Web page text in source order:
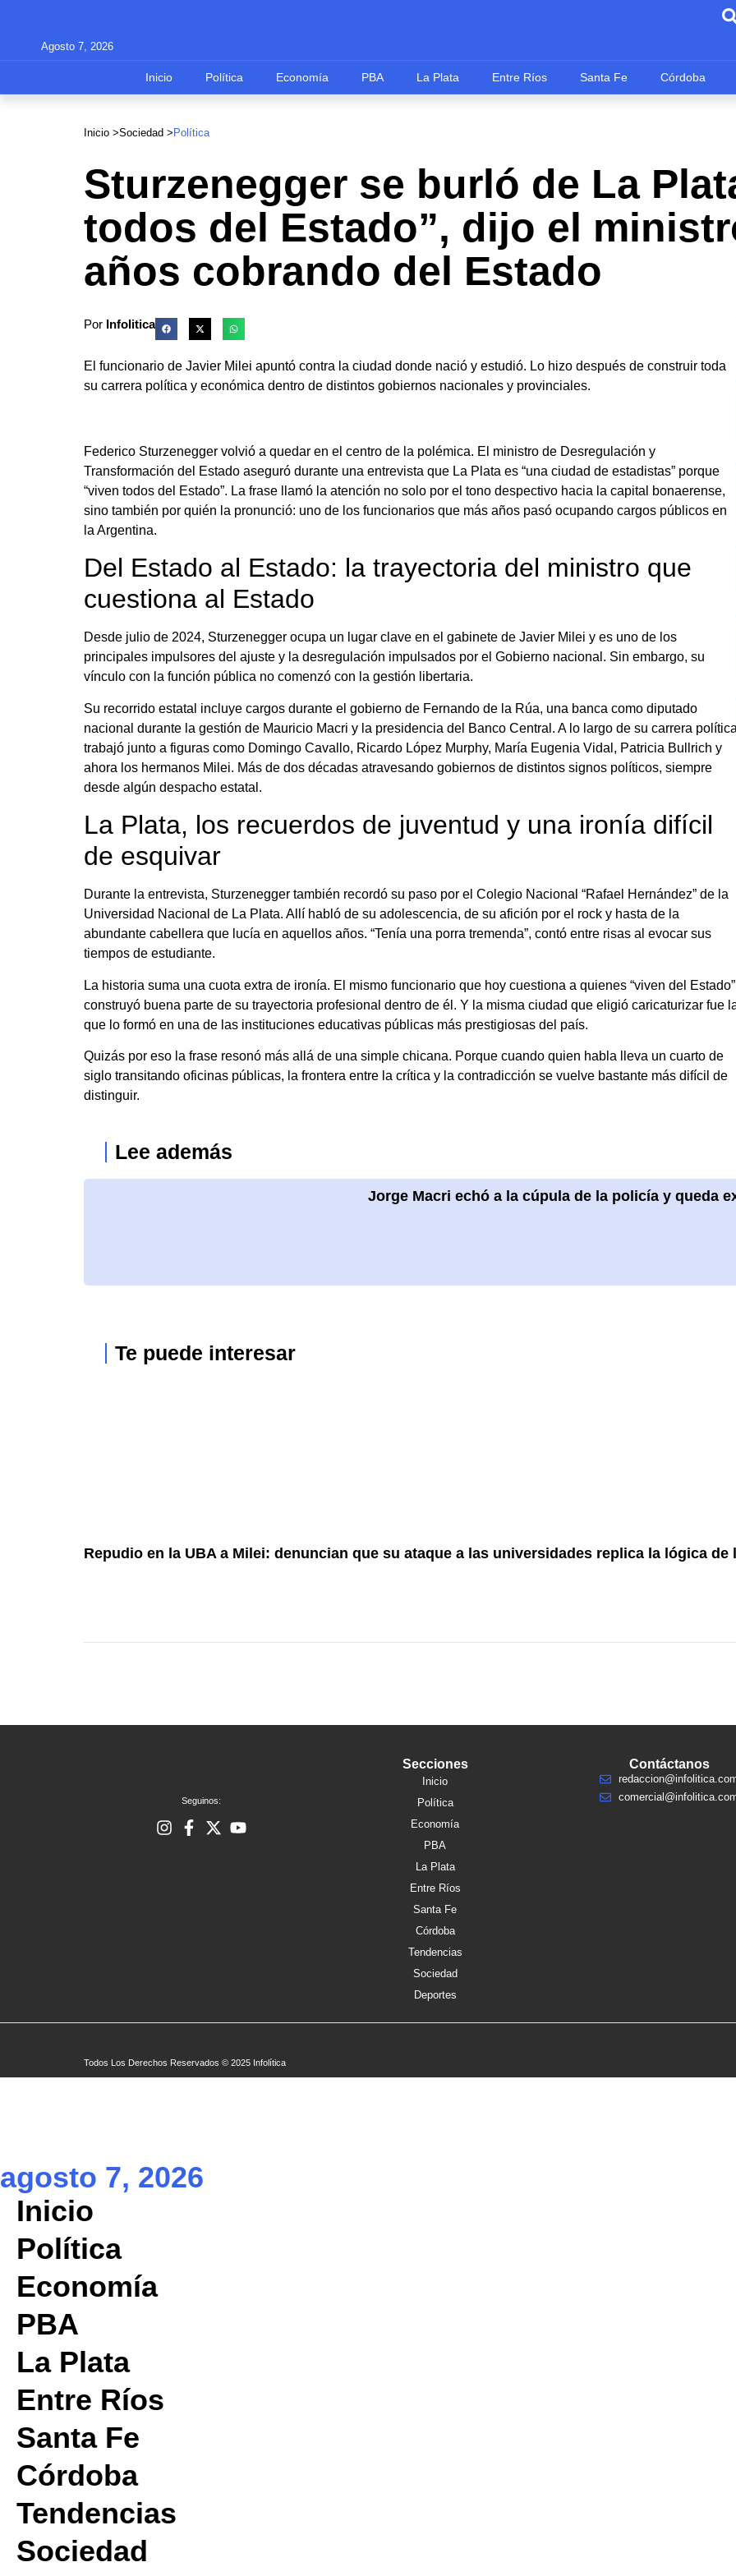
Agosto 7, 2026
Inicio Política Economía PBA La Plata Entre Ríos Santa Fe Córdoba
Inicio >Sociedad > Política
Sturzenegger se burló de La
todos del Estado”, dijo el
años cobrando del Estado
Por Infolitica
El funcionario de Javier Milei apuntó contra la ciudad donde nació y estudió. Lo hizo después de construir toda
su carrera política y económica dentro de distintos gobiernos nacionales y provinciales.
Federico Sturzenegger volvió a quedar en el centro de la polémica. El ministro de Desregulación y
Transformación del Estado aseguró durante una entrevista que La Plata es “una ciudad de estadistas” porque
“viven todos del Estado”. La frase llamó la atención no solo por el tono despectivo hacia la capital bonaerense,
sino también por quién la pronunció: uno de los funcionarios que más años pasó ocupando cargos públicos en
la Argentina.
Del Estado al Estado: la trayectoria del ministro que
cuestiona al Estado
Desde julio de 2024, Sturzenegger ocupa un lugar clave en el gabinete de Javier Milei y es uno de los
principales impulsores del ajuste y la desregulación impulsados por el Gobierno nacional. Sin embargo, su
vínculo con la función pública no comenzó con la gestión libertaria.
Su recorrido estatal incluye cargos durante el gobierno de Fernando de la Rúa, una banca como diputado
nacional durante la gestión de Mauricio Macri y la presidencia del Banco Central. A lo largo de su carrera política
trabajó junto a figuras como Domingo Cavallo, Ricardo López Murphy, María Eugenia Vidal, Patricia Bullrich y
ahora los hermanos Milei. Más de dos décadas atravesando gobiernos de distintos signos políticos, siempre
desde algún despacho estatal.
La Plata, los recuerdos de juventud y una ironía difícil
de esquivar
Durante la entrevista, Sturzenegger también recordó su paso por el Colegio Nacional “Rafael Hernández” de la
Universidad Nacional de La Plata. Allí habló de su adolescencia, de su afición por el rock y hasta de la
abundante cabellera que lucía en aquellos años. “Tenía una porra tremenda”, contó entre risas al evocar sus
tiempos de estudiante.
La historia suma una cuota extra de ironía. El mismo funcionario que hoy cuestiona a quienes “viven del Estado”
construyó buena parte de su trayectoria profesional dentro de él. Y la misma ciudad que eligió caricaturizar fue
que lo formó en una de las instituciones educativas públicas más prestigiosas del país.
Quizás por eso la frase resonó más allá de una simple chicana. Porque cuando quien habla lleva un cuarto de
siglo transitando oficinas públicas, la frontera entre la crítica y la contradicción se vuelve bastante más difícil de
distinguir.
Lee además
Jorge Macri echó a la cúpula de la policía y queda
Te puede interesar
Repudio en la UBA a Milei: denuncian que su ataque a las universidades replica la lógica de
Seguinos:
Secciones
Inicio
Política
Economía
PBA
La Plata
Entre Ríos
Santa Fe
Córdoba
Tendencias
Sociedad
Deportes
Contáctanos
Todos Los Derechos Reservados © 2025 Infolítica
agosto 7, 2026
Inicio
Política
Economía
PBA
La Plata
Entre Ríos
Santa Fe
Córdoba
Tendencias
Sociedad